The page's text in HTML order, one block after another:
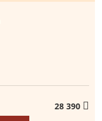
28 390